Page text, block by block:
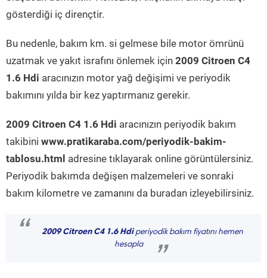
gösterdiği iç dirençtir.
Bu nedenle, bakım km. si gelmese bile motor ömrünü
uzatmak ve yakıt israfını önlemek için 2009 Citroen C4
1.6 Hdi aracınızın motor yağ değişimi ve periyodik
bakımını yılda bir kez yaptırmanız gerekir.
2009 Citroen C4 1.6 Hdi aracınızın periyodik bakım
takibini www.pratikaraba.com/periyodik-bakim-
tablosu.html adresine tıklayarak online görüntülersiniz.
Periyodik bakımda değişen malzemeleri ve sonraki
bakım kilometre ve zamanını da buradan izleyebilirsiniz.
“ 2009 Citroen C4 1.6 Hdiperiyodik bakım fiyatını hemen
hesapla
”